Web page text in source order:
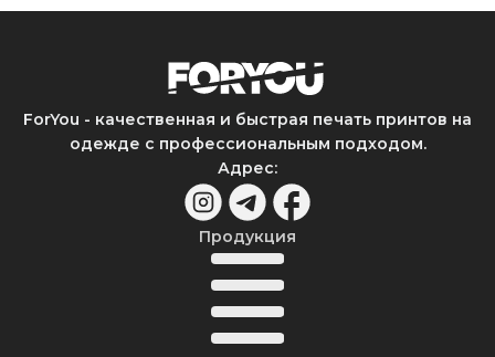
ForYou - качественная и быстрая печать принтов на
одежде с профессиональным подходом.
Адрес:
Продукция